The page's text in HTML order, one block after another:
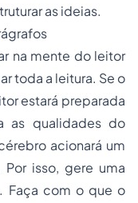
as ideias.
na mente do leitor
toda a leitura. Se o
estará preparada
as qualidades do
acionará um
isso, gere uma
Faça com o que o